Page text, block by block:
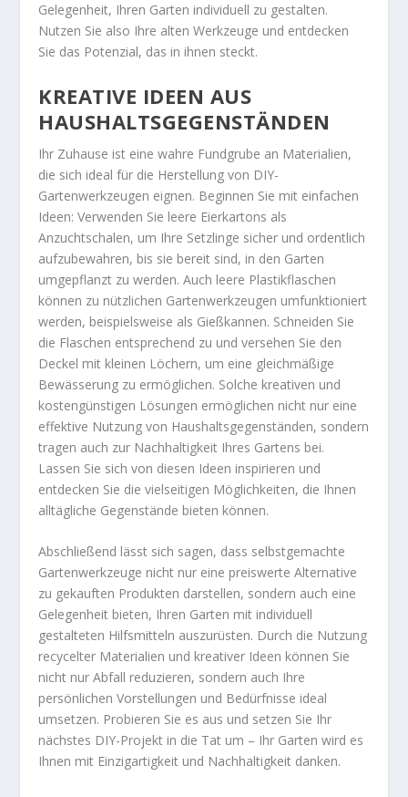
Gelegenheit, Ihren Garten individuell zu gestalten.
Nutzen Sie also Ihre alten Werkzeuge und entdecken
Sie das Potenzial, das in ihnen steckt.
KREATIVE IDEEN AUS
HAUSHALTSGEGENSTÄNDEN
Ihr Zuhause ist eine wahre Fundgrube an Materialien,
die sich ideal für die Herstellung von DIY-
Gartenwerkzeugen eignen. Beginnen Sie mit einfachen
Ideen: Verwenden Sie leere Eierkartons als
Anzuchtschalen, um Ihre Setzlinge sicher und ordentlich
aufzubewahren, bis sie bereit sind, in den Garten
umgepflanzt zu werden. Auch leere Plastikflaschen
können zu nützlichen Gartenwerkzeugen umfunktioniert
werden, beispielsweise als Gießkannen. Schneiden Sie
die Flaschen entsprechend zu und versehen Sie den
Deckel mit kleinen Löchern, um eine gleichmäßige
Bewässerung zu ermöglichen. Solche kreativen und
kostengünstigen Lösungen ermöglichen nicht nur eine
effektive Nutzung von Haushaltsgegenständen, sondern
tragen auch zur Nachhaltigkeit Ihres Gartens bei.
Lassen Sie sich von diesen Ideen inspirieren und
entdecken Sie die vielseitigen Möglichkeiten, die Ihnen
alltägliche Gegenstände bieten können.
Abschließend lässt sich sagen, dass selbstgemachte
Gartenwerkzeuge nicht nur eine preiswerte Alternative
zu gekauften Produkten darstellen, sondern auch eine
Gelegenheit bieten, Ihren Garten mit individuell
gestalteten Hilfsmitteln auszurüsten. Durch die Nutzung
recycelter Materialien und kreativer Ideen können Sie
nicht nur Abfall reduzieren, sondern auch Ihre
persönlichen Vorstellungen und Bedürfnisse ideal
umsetzen. Probieren Sie es aus und setzen Sie Ihr
nächstes DIY-Projekt in die Tat um – Ihr Garten wird es
Ihnen mit Einzigartigkeit und Nachhaltigkeit danken.